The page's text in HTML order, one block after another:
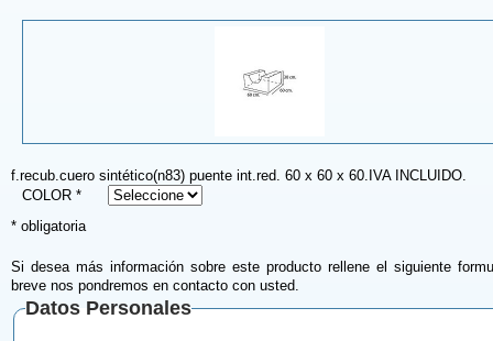
f.recub.cuero sintético(n83) puente int.red. 60 x 60 x 60.IVA INCLUIDO.
COLOR *
* obligatoria
Si desea más información sobre este producto rellene el siguiente
breve nos pondremos en contacto con usted.
Datos Personales